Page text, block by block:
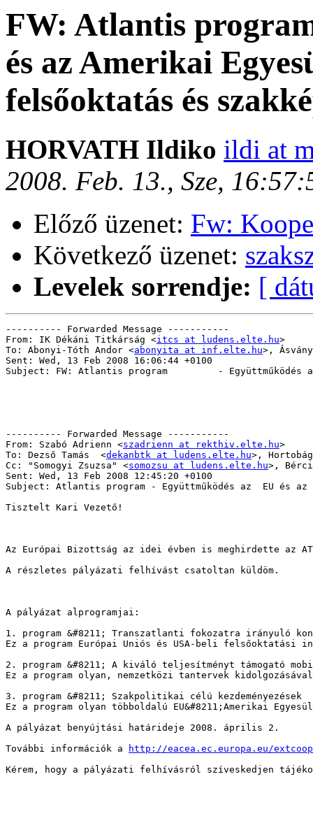
FW: Atlantis
és az Amerikai
felsőoktatás és
HORVATH Ildiko ildi at
2008. Feb. 13., Sze,
Előző üzenet: Fw:
Következő üzenet:
Levelek sorrendje: [
---------- Forwarded Message -----------
From: IK Dékáni Titkárság <itcs at ludens.elte.hu>
To: Abonyi-Tóth Andor <abonyita at inf.elte.hu>,
Sent: Wed, 13 Feb 2008 16:06:44 +0100
Subject: FW: Atlantis program         -
---------- Forwarded Message -----------
From: Szabó Adrienn <szadrienn at rekthiv.elte.hu>
To: Dezső Tamás  <dekanbtk at ludens.elte.hu>,
Cc: "Somogyi Zsuzsa" <somozsu at ludens.elte.hu>,
Sent: Wed, 13 Feb 2008 12:45:20 +0100
Subject: Atlantis program - Együttműködés az  EU és
Tisztelt Kari Vezető!
Az Európai Bizottság az idei évben is meghirdette az
A részletes pályázati felhívást csatoltan küldöm.
A pályázat alprogramjai:
1. program &#8211; Transzatlanti fokozatra irányuló
Ez a program Európai Uniós és USA-beli felsőoktatási
2. program &#8211; A kiváló teljesítményt támogató
Ez a program olyan, nemzetközi tantervek
3. program &#8211; Szakpolitikai célú kezdeményezések
Ez a program olyan többoldalú EU&#8211;Amerikai
A pályázat benyújtási határideje 2008. április 2.
További információk a
http://eacea.ec.europa.eu/
Kérem, hogy a pályázati felhívásról szíveskedjen